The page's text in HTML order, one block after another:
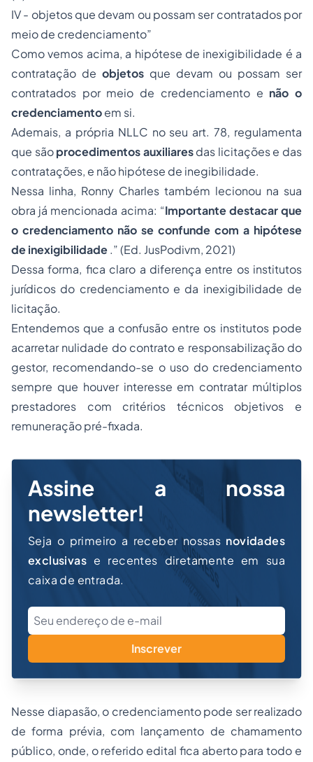
IV - objetos que devam ou possam ser contratados por
meio de credenciamento”
Como vemos acima, a hipótese de inexigibilidade é a
contratação de objetos que devam ou possam ser
contratados por meio de credenciamento e não o
credenciamentoem si.
Ademais, a própria NLLC no seu art. 78, regulamenta
que sãoprocedimentos auxiliaresdas licitações e das
contratações, e não hipótese de inegibilidade.
Nessa linha, Ronny Charles também lecionou na sua
obra já mencionada acima: “Importante destacar que
o credenciamento não se confunde com a hipótese
de inexigibilidade.” (Ed. JusPodivm, 2021)
Dessa forma, fica claro a diferença entre os institutos
jurídicos do credenciamento e da inexigibilidade de
licitação.
Entendemos que a confusão entre os institutos pode
acarretar nulidade do contrato e responsabilização do
gestor, recomendando-se o uso do credenciamento
sempre que houver interesse em contratar múltiplos
prestadores com critérios técnicos objetivos e
remuneração pré-fixada.
Assine a nossa
newsletter!
Seja o primeiro a receber nossas novidades
exclusivas e recentes diretamente em sua
caixa de entrada.
Inscrever
Nesse diapasão, o credenciamento pode ser realizado
de forma prévia, com lançamento de chamamento
público, onde, o referido edital fica aberto para todo e